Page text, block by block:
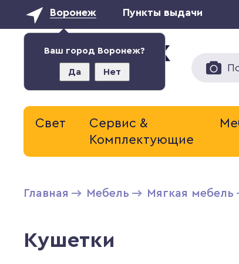
Воронеж
Ваш город Воронеж?
Да Нет
Пункты выдачи
Свет
Сервис &
Комплектующие
Главная Мебель Мягкая мебель
Кушетки